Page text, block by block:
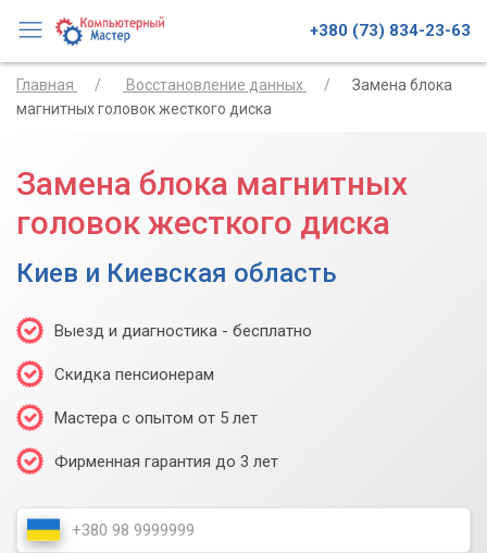
+380 (73) 834-23-63
Главная Восстановление данных
Замена блока
магнитных головок жесткого диска
Замена блока магнитных
головок жесткого диска
Киев и Киевская область
Выезд и диагностика - бесплатно
Скидка пенсионерам
Мастера с опытом от 5 лет
Фирменная гарантия до 3 лет